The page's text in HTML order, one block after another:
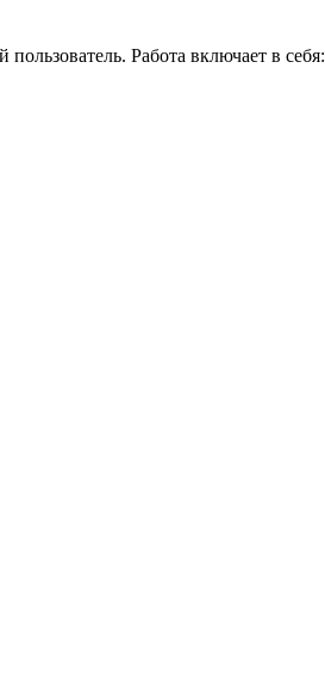
Работа включает в себя: